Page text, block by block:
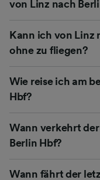
von Linz nach
Kann ich von Linz
ohne zu fliegen?
Wie reise ich am
Hbf?
Wann verkehrt
Berlin Hbf?
Wann fährt der